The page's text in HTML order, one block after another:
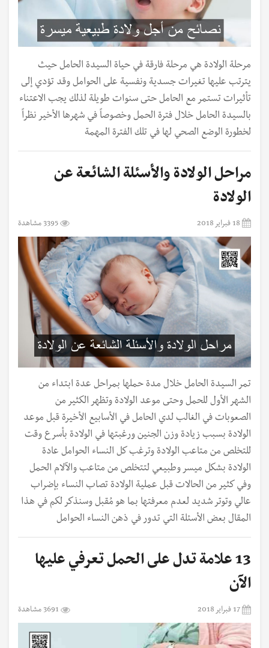
مرحلة الولادة هي مرحلة فارقة في حياة السيدة الحامل حيث
يترتب عليها تغيرات جسدية ونفسية على الحوامل وقد تؤدي إلى
تأثيرات تستمر مع الحامل حتى سنوات طويلة لذلك يجب الاعتناء
بالسيدة الحامل خلال فترة الحمل وخصوصاً في شهرها الأخير نظراً
لخطورة الوضع الصحي لها في تلك الفترة المهمة
مراحل الولادة والأسئلة الشائعة عن
الولادة
18 فبراير 2018 3395 مشاهدة
تمر السيدة الحامل خلال مدة حملها بمراحل عدة ابتداء من
الشهر الأول للحمل وحتى موعد الولادة وتظهر الكثير من
الصعوبات في الغالب لدي الحامل في الأسابيع الأخيرة قبل موعد
الولادة بسبب زيادة وزن الجنين ورغبتها في الولادة بأسرع وقت
للتخلص من متاعب الولادة وترغب كل النساء الحوامل عادة
الولادة بشكل ميسر وطبيعي لتتخلص من متاعب والآلام الحمل
وفي كثير من الحالات قبل عملية الولادة تصاب النساء بإضراب
عالي وتوتر شديد لعدم معرفتها بما هو مُقبل وسنذكر لكم في هذا
المقال بعض الأسئلة التي تدور في ذهن النساء الحوامل
13 علامة تدل على الحمل تعرفي عليها
الآن
17 فبراير 2018 3691 مشاهدة